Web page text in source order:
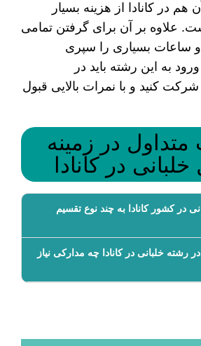
هم در کانادا از هزینه بسیار
علاوه بر آن برای گرفتن تمامی
و ساعات بسیاری را سپری
به این رشته باید در
کنید و با نمرات بالایی قبول
متداول در زمینه
در کانادا
در کشور کانادا به چند نوع تقسیم
رشته خلبانی در کانادا چه مدارکی نیاز